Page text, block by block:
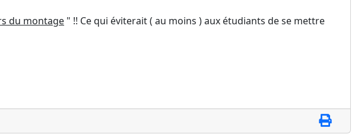
du montage " !! Ce qui éviterait ( au moins ) aux étudiants de se mettre